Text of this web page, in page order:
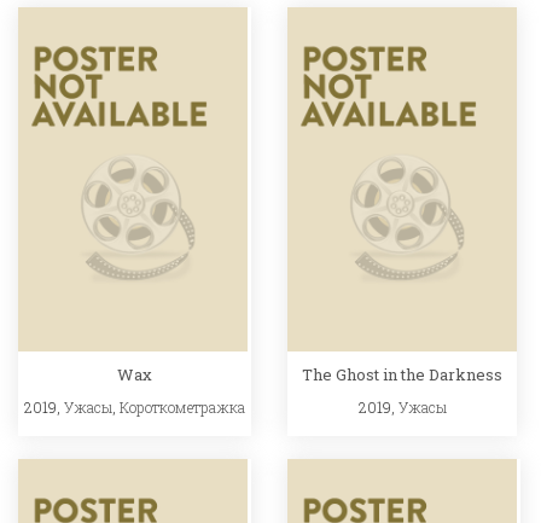
Wax
2019, Ужасы Короткометражка
The Ghost in the Darkness
2019, Ужасы